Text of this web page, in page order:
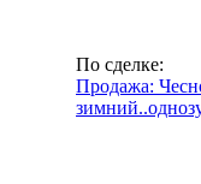
По сделке:
Продажа: